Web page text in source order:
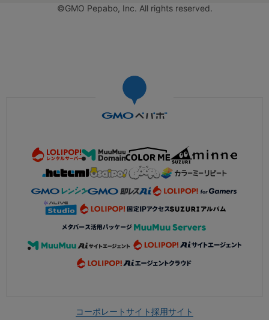
©GMO Pepabo, Inc. All rights reserved.
コーポレートサイト採用サイト